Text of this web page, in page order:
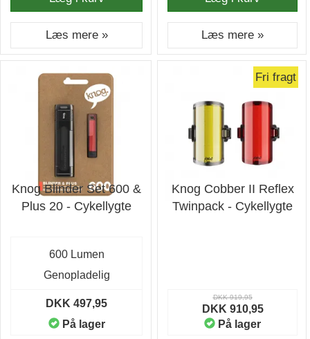
Læs mere » Læs mere »
Knog Blinder Set 600 &
Plus 20 - Cykellygte
600 Lumen
Genopladelig
DKK 497,95
På lager
Fri fragt
Knog Cobber II Reflex
Twinpack - Cykellygte
DKK 919,95
DKK 910,95
På lager